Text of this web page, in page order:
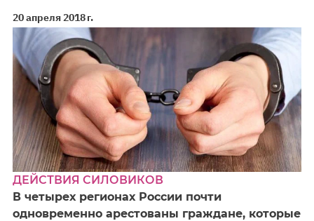
20 апреля 2018 г.
ДЕЙСТВИЯ СИЛОВИКОВ
В четырех регионах России почти
одновременно арестованы граждане, которые